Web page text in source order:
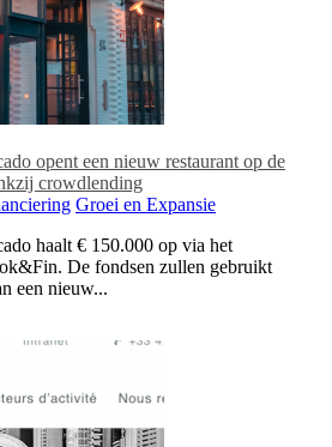
opent een nieuw restaurant op de
crowdlending
Groei en Expansie
haalt € 150.000 op via het
De fondsen zullen gebruikt
een nieuw...